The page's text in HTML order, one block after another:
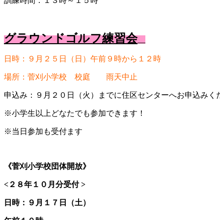
グラウンドゴルフ練習会
日時：９月２５日（日）午前９時から１２時
場所：菅刈小学校 校庭 雨天中止
申込み：９月２０日（火）までに住区センターへお申込みく
※小学生以上どなたでも参加できます！
※当日参加も受付ます
《菅刈小学校団体開放》
< ２８年１０月分受付 >
日時：９月１７日（土）